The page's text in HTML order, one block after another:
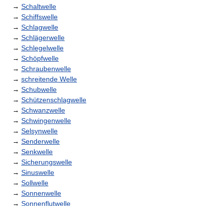
→ Schaltwelle
→ Schiffswelle
→ Schlagwelle
→ Schlägerwelle
→ Schlegelwelle
→ Schöpfwelle
→ Schraubenwelle
→ schreitende Welle
→ Schubwelle
→ Schützenschlagwelle
→ Schwanzwelle
→ Schwingenwelle
→ Selsynwelle
→ Senderwelle
→ Senkwelle
→ Sicherungswelle
→ Sinuswelle
→ Sollwelle
→ Sonnenwelle
→ Sonnenflutwelle